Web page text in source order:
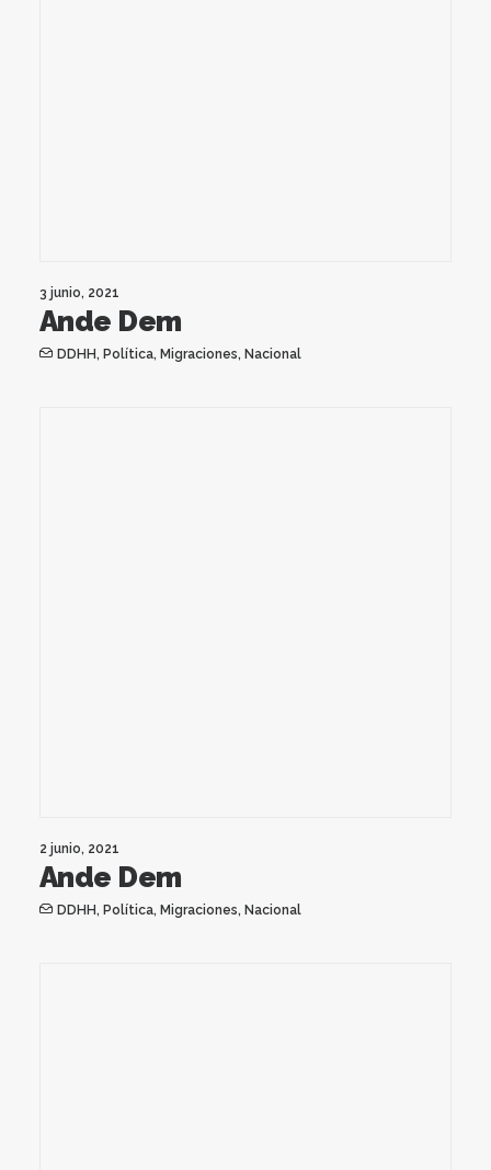
3 junio, 2021
Ande Dem
DDHH, Política, Migraciones, Nacional
2 junio, 2021
Ande Dem
DDHH, Política, Migraciones, Nacional